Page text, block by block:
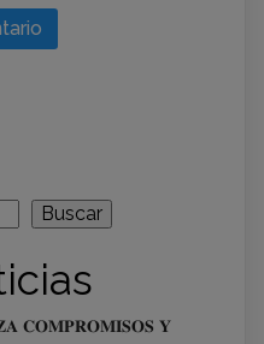
Buscar
𝐂𝐎𝐌𝐏𝐑𝐎𝐌𝐈𝐒𝐎𝐒 𝐘